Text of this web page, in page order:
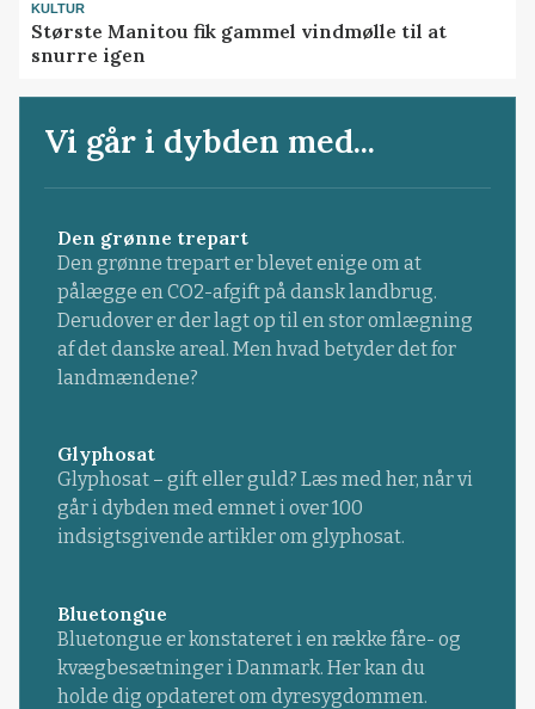
KULTUR
Største Manitou fik gammel vindmølle til at
snurre igen
Vi går i dybden med...
Den grønne trepart
Den grønne trepart er blevet enige om at
pålægge en CO2-afgift på dansk landbrug.
Derudover er der lagt op til en stor omlægning
af det danske areal. Men hvad betyder det for
landmændene?
Glyphosat
Glyphosat – gift eller guld? Læs med her, når vi
går i dybden med emnet i over 100
indsigtsgivende artikler om glyphosat.
Bluetongue
Bluetongue er konstateret i en række fåre- og
kvægbesætninger i Danmark. Her kan du
holde dig opdateret om dyresygdommen.